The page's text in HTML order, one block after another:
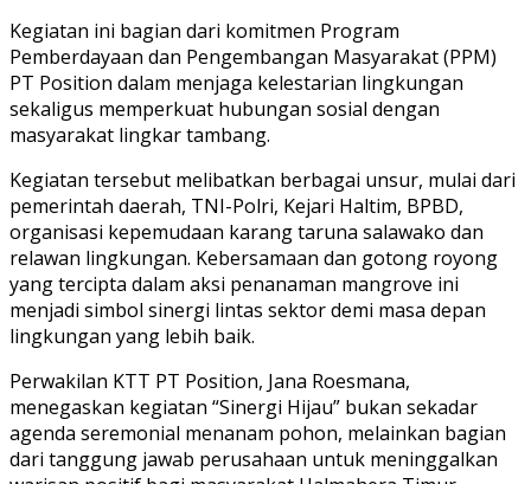
Kegiatan ini bagian dari komitmen Program
Pemberdayaan dan Pengembangan Masyarakat (PPM)
PT Position dalam menjaga kelestarian lingkungan
sekaligus memperkuat hubungan sosial dengan
masyarakat lingkar tambang.
Kegiatan tersebut melibatkan berbagai unsur, mulai dari
pemerintah daerah, TNI-Polri, Kejari Haltim, BPBD,
organisasi kepemudaan karang taruna salawako dan
relawan lingkungan. Kebersamaan dan gotong royong
yang tercipta dalam aksi penanaman mangrove ini
menjadi simbol sinergi lintas sektor demi masa depan
lingkungan yang lebih baik.
Perwakilan KTT PT Position, Jana Roesmana,
menegaskan kegiatan “Sinergi Hijau” bukan sekadar
agenda seremonial menanam pohon, melainkan bagian
dari tanggung jawab perusahaan untuk meninggalkan